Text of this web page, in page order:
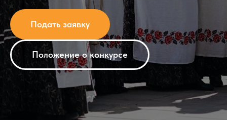
Подать заявку
Положение о конкурсе